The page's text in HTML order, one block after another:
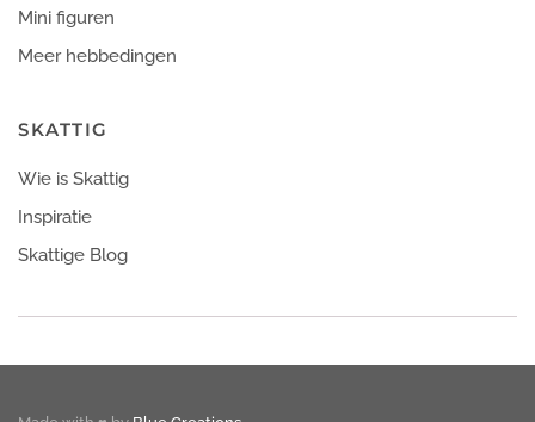
Mini figuren
Meer hebbedingen
SKATTIG
Wie is Skattig
Inspiratie
Skattige Blog